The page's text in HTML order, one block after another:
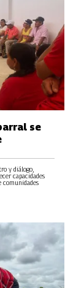
se
y diálogo,
capacidades
comunidades